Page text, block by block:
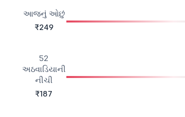
આજનું ઓછું
₹249
52
અઠવાડિયાની
નીચી
₹187